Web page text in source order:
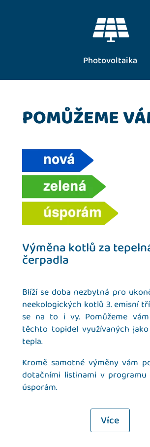
Photovoltaika
Ani solární panely nám nejsou cizí. Úzce
Energy-sun s.r.o.
POMŮŽEME
Výměna kotlů za
čerpadla
Blíží se doba nezbytná pro
neekologických kotlů 3. emisní
se na to i vy. Pomůžeme
těchto topidel využívaných
tepla.
Kromě samotné výměny vám
dotačními listinami v programu
úsporám.
Více